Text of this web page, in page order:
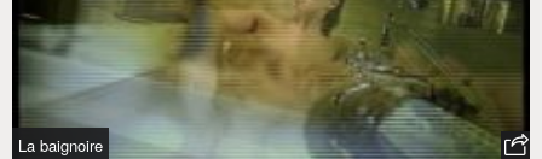
La baignoire